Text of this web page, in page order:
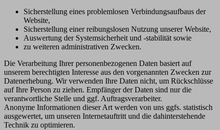
Sicherstellung eines problemlosen Verbindungsaufbaus der
Website,
Sicherstellung einer reibungslosen Nutzung unserer Website,
Auswertung der Systemsicherheit und -stabilität sowie
zu weiteren administrativen Zwecken.
Die Verarbeitung Ihrer personenbezogenen Daten basiert auf
unserem berechtigten Interesse aus den vorgenannten Zwecken zur
Datenerhebung. Wir verwenden Ihre Daten nicht, um Rückschlüsse
auf Ihre Person zu ziehen. Empfänger der Daten sind nur die
verantwortliche Stelle und ggf. Auftragsverarbeiter.
Anonyme Informationen dieser Art werden von uns ggfs. statistisch
ausgewertet, um unseren Internetauftritt und die dahinterstehende
Technik zu optimieren.